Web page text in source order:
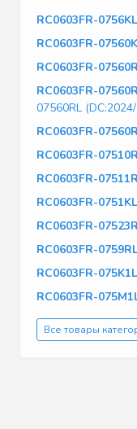
RC0603FR-0756KL
RC0603FR-
RC0603FR-
RC0603FR-
07560RL
RC0603FR-
RC0603FR-
RC0603FR-
RC0603FR-0751KL
RC0603FR-
RC0603FR-
RC0603FR-075K1L
RC0603FR-
Все товары